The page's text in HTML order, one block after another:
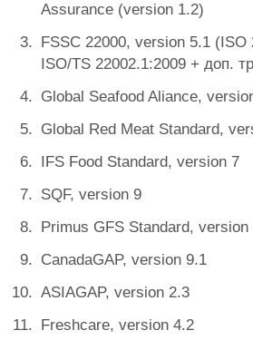
Assurance (version 1.2)
FSSC 22000, version 5.1 (ISO
ISO/TS 22002.1:2009 + доп.
Global Seafood Aliance,
Global Red Meat Standard,
IFS Food Standard, version 7
SQF, version 9
Primus GFS Standard, version
CanadaGAP, version 9.1
ASIAGAP, version 2.3
Freshcare, version 4.2